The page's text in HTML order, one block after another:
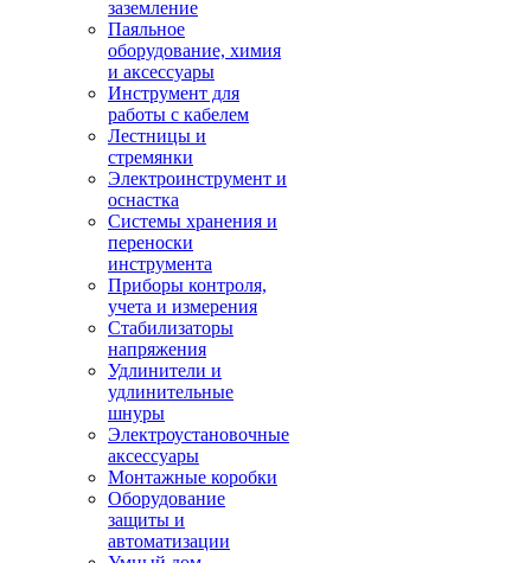
заземление
Паяльное
оборудование, химия
и аксессуары
Инструмент для
работы с кабелем
Лестницы и
стремянки
Электроинструмент и
оснастка
Системы хранения и
переноски
инструмента
Приборы контроля,
учета и измерения
Стабилизаторы
напряжения
Удлинители и
удлинительные
шнуры
Электроустановочные
аксессуары
Монтажные коробки
Оборудование
защиты и
автоматизации